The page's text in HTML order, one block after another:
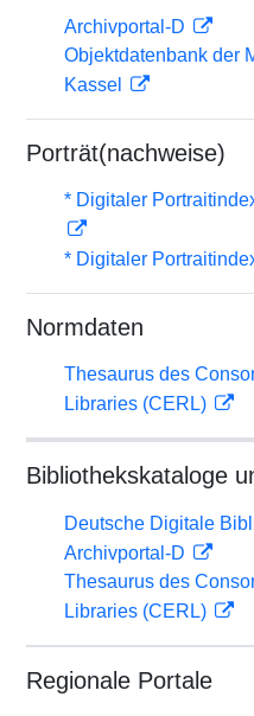
Archivportal-D
Objektdatenbank der
Kassel
Porträt(nachweise)
* Digitaler
* Digitaler
Normdaten
Thesaurus des
Libraries (CERL)
Bibliothekskataloge
Deutsche Digitale
Archivportal-D
Thesaurus des
Libraries (CERL)
Regionale Portale